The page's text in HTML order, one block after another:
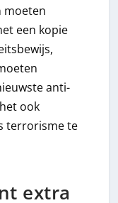
moeten
een kopie
anti-
ook
terrorisme te
extra